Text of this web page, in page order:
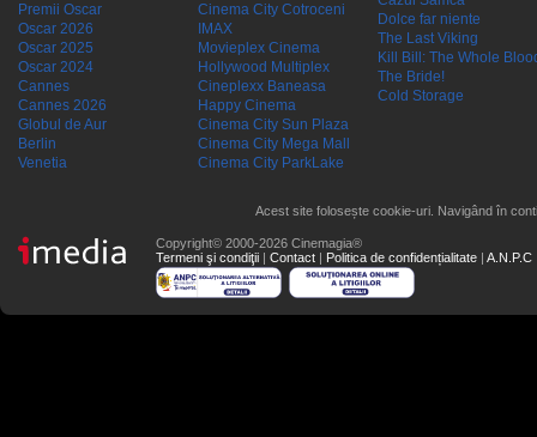
Premii Oscar
Oscar 2026
Oscar 2025
Oscar 2024
Cannes
Cannes 2026
Globul de Aur
Berlin
Venetia
Cinema City Cotroceni
IMAX
Movieplex Cinema
Hollywood Multiplex
Cineplexx Baneasa
Happy Cinema
Cinema City Sun Plaza
Cinema City Mega Mall
Cinema City ParkLake
Dolce far niente
The Last Viking
Kill Bill: The Whole
The Bride!
Cold Storage
Acest site folosește cookie-uri. Navigând în
Copyright© 2000-2026 Cinemagia®
Termeni şi condiţii | Contact | Politica de confidențialitate | A.N.P.C